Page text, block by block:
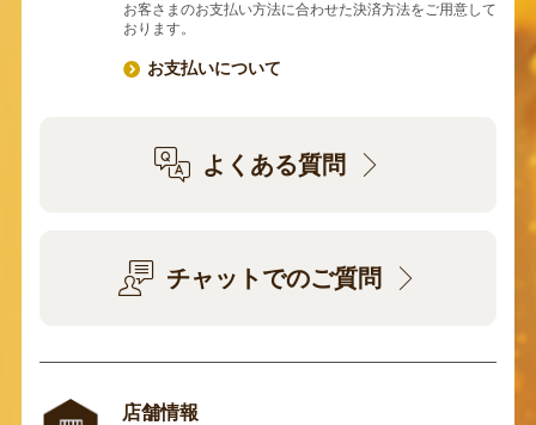
お客さまのお支払い方法に合わせた決済方法をご用意して
おります。
お支払いについて
よくある質問
チャットでのご質問
店舗情報